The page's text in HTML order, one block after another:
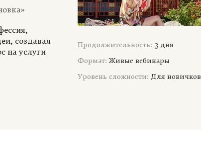
Продолжительность: 3 дня
Формат:Живые вебинары
Уровень сложности: Для новичков
создавая
на услуги